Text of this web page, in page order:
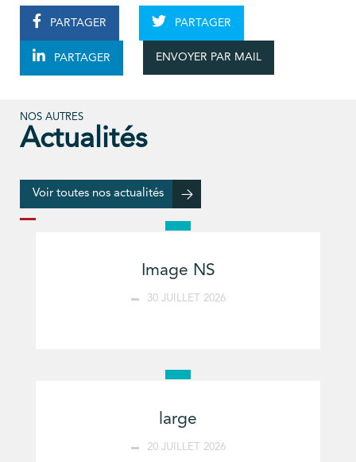
PARTAGER PARTAGER
PARTAGER ENVOYER PAR MAIL
NOS AUTRES
Actualités
Voir toutes nos actualités
Image NS
30 JUILLET 2026
large
20 JUILLET 2026